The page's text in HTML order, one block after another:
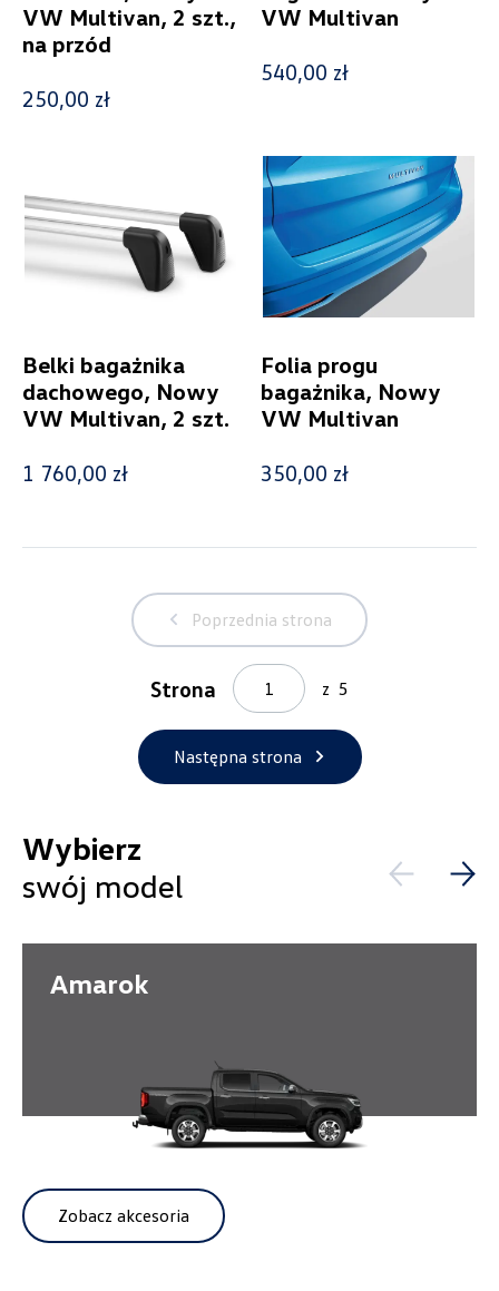
VW Multivan, 2 szt.,
na przód
250,00 zł
VW Multivan
540,00 zł
Belki bagażnika
dachowego, Nowy
VW Multivan, 2 szt.
1 760,00 zł
Folia progu
bagażnika, Nowy
VW Multivan
350,00 zł
Poprzednia strona
Strona z 5
Następna strona
Wybierz
swój model
Amarok
Zobacz akcesoria
Wpisz lokalizację
Alexas Car Service
czesci@vw.alexas.pl
ul. Wyszogrodzka 154, Płock
+48 537 367 862
akcesoria@autoforum.pl
Auto Group Luzar
+48 122 527 800
Auto-Gazda
ul. Warszawska 360, Bielsko-Biała
+48 338 223 010